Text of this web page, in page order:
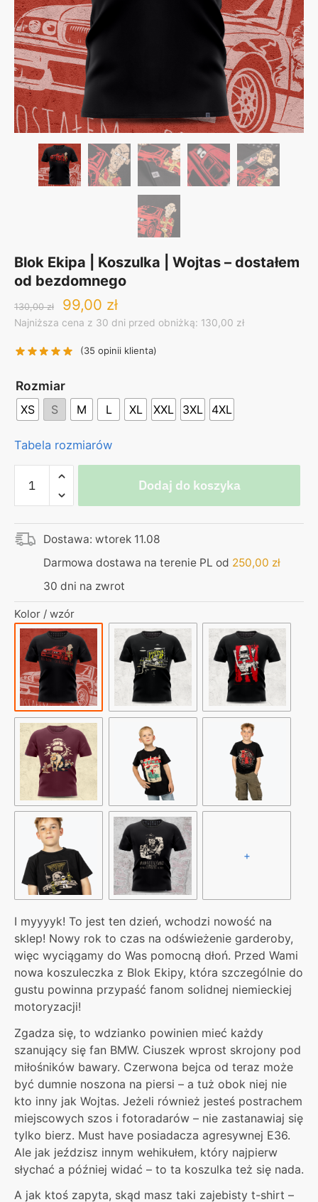
Blok Ekipa | Koszulka | Wojtas – dostałem
od bezdomnego
130,00zł
Original
price
130,00 zł.
99,00 złCurrent
price
99,00 zł.
Najniższa cena z 30 dni przed obniżką: 130,00 zł
(35 opinii klienta)
Rozmiar
XS S M L XL XXL 3XL 4XL
Tabela rozmiarów
Blok
Ekipa
|
Koszulka
dostałem
od
bezdomnego
Dodaj do koszyka
Dostawa: wtorek 11.08
Darmowa dostawa na terenie PL od 250,00 zł
30 dni na zwrot
Kolor / wzór
+
I myyyyk! To jest ten dzień, wchodzi nowość na
sklep! Nowy rok to czas na odświeżenie garderoby,
więc wyciągamy do Was pomocną dłoń. Przed Wami
nowa koszuleczka z Blok Ekipy, która szczególnie do
gustu powinna przypaść fanom solidnej niemieckiej
motoryzacji!
Zgadza się, to wdzianko powinien mieć każdy
szanujący się fan BMW. Ciuszek wprost skrojony pod
miłośników bawary. Czerwona bejca od teraz może
być dumnie noszona na piersi – a tuż obok niej nie
kto inny jak Wojtas. Jeżeli również jesteś postrachem
miejscowych szos i fotoradarów – nie zastanawiaj się
tylko bierz. Must have posiadacza agresywnej E36.
Ale jak jeździsz innym wehikułem, który najpierw
słychać a później widać – to ta koszulka też się nada.
A jak ktoś zapyta, skąd masz taki zajebisty t-shirt –